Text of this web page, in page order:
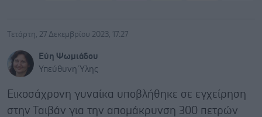
Τετάρτη, 27 Δεκεμβρίου 2023, 17:27
Εύη Ψωμιάδου
Υπεύθυνη Ύλης
Εικοσάχρονη γυναίκα υποβλήθηκε σε εγχείρηση
στην Ταιβάν για την απομάκρυνση 300 πετρών